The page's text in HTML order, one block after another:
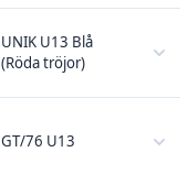
UNIK U13 Blå
(Röda tröjor)
GT/76 U13